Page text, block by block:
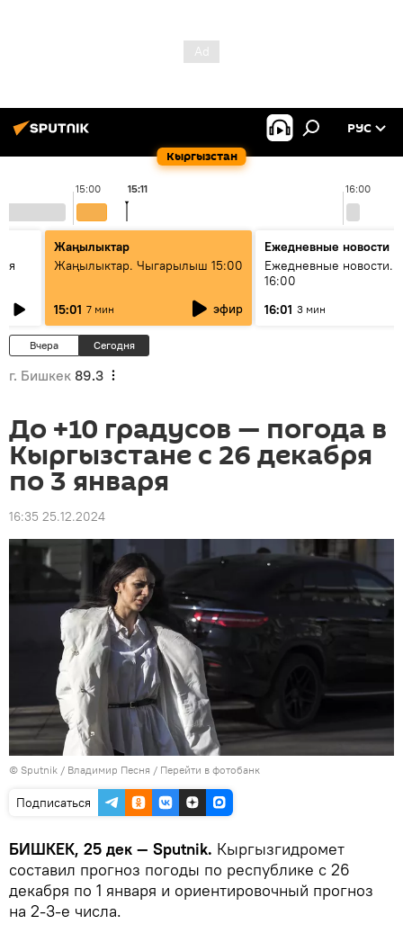
Кыргызстан
РУС
15:00 16:00
15:11
Жаңылыктар
Жаңылыктар. Чыгарылыш 15:00
15:01 7 мин эфир
Ежедневные новости
Ежедневные новости.
16:00
16:01 3 мин
Вчера Сегодня
г. Бишкек 89.3
До +10 градусов — погода в
Кыргызстане с 26 декабря
по 3 января
16:35 25.12.2024
© Sputnik / Владимир Песня / Перейти в фотобанк
Подписаться
БИШКЕК, 25 дек — Sputnik. Кыргызгидромет
составил прогноз погоды по республике с 26
декабря по 1 января и ориентировочный прогноз
на 2-3-е числа.